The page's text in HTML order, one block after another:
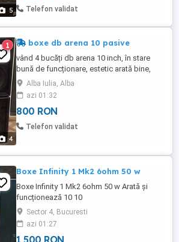
5 Telefon validat
4
1 boxe db arena 10 pasive
vând 4 bucăți db arena 10 inch, în stare
bună de funcționare, estetic arată bine,
detalii în ultimele poze. Se vând pereche
sau toate 4, prețul este pe bucată. Se pot
vedea și testa, prefer predare personală,
dar trimit și prin curier. nu doresc
schimburi!
Alba Iulia, Alba
azi 01:32
800 RON
Telefon validat
Boxe Infinity 1 Mk2 6ohm 50 w
Boxe Infinity 1 Mk2 6ohm 50 w Arată și
funcționează 10 10
Sector 4, Bucuresti
azi 01:27
1 500 RON